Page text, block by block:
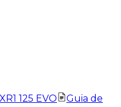
125 EVO
Guia de